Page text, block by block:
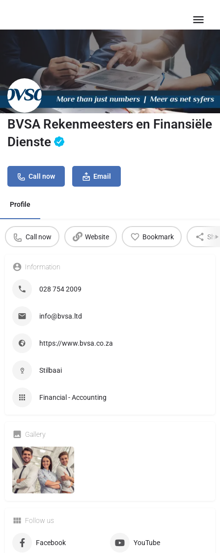
BVSA Rekenmeesters en Finansiële
Dienste
Call now Email
Profile
Call now Website Bookmark
Information
028 754 2009
info@bvsa.ltd
https://www.bvsa.co.za
Stilbaai
Financial - Accounting
Gallery
Follow us
Facebook YouTube